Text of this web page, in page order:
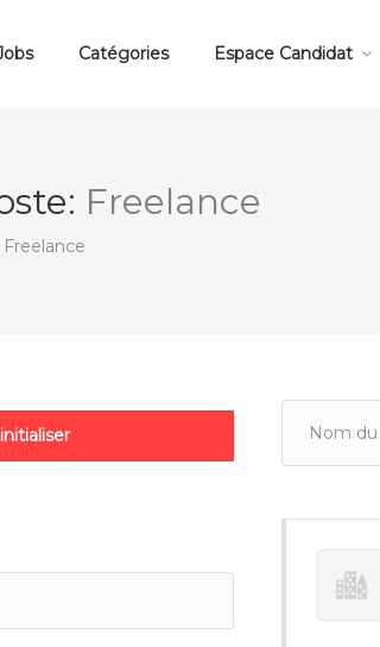
Catégories Espace Candidat
Freelance
Freelance